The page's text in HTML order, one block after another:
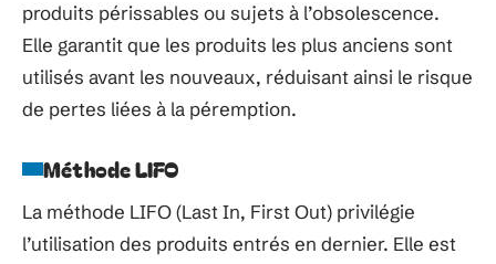
produits périssables ou sujets à l’obsolescence.
Elle garantit que les produits les plus anciens sont
utilisés avant les nouveaux, réduisant ainsi le risque
de pertes liées à la péremption.
Méthode LIFO
La méthode LIFO (Last In, First Out) privilégie
l’utilisation des produits entrés en dernier. Elle est